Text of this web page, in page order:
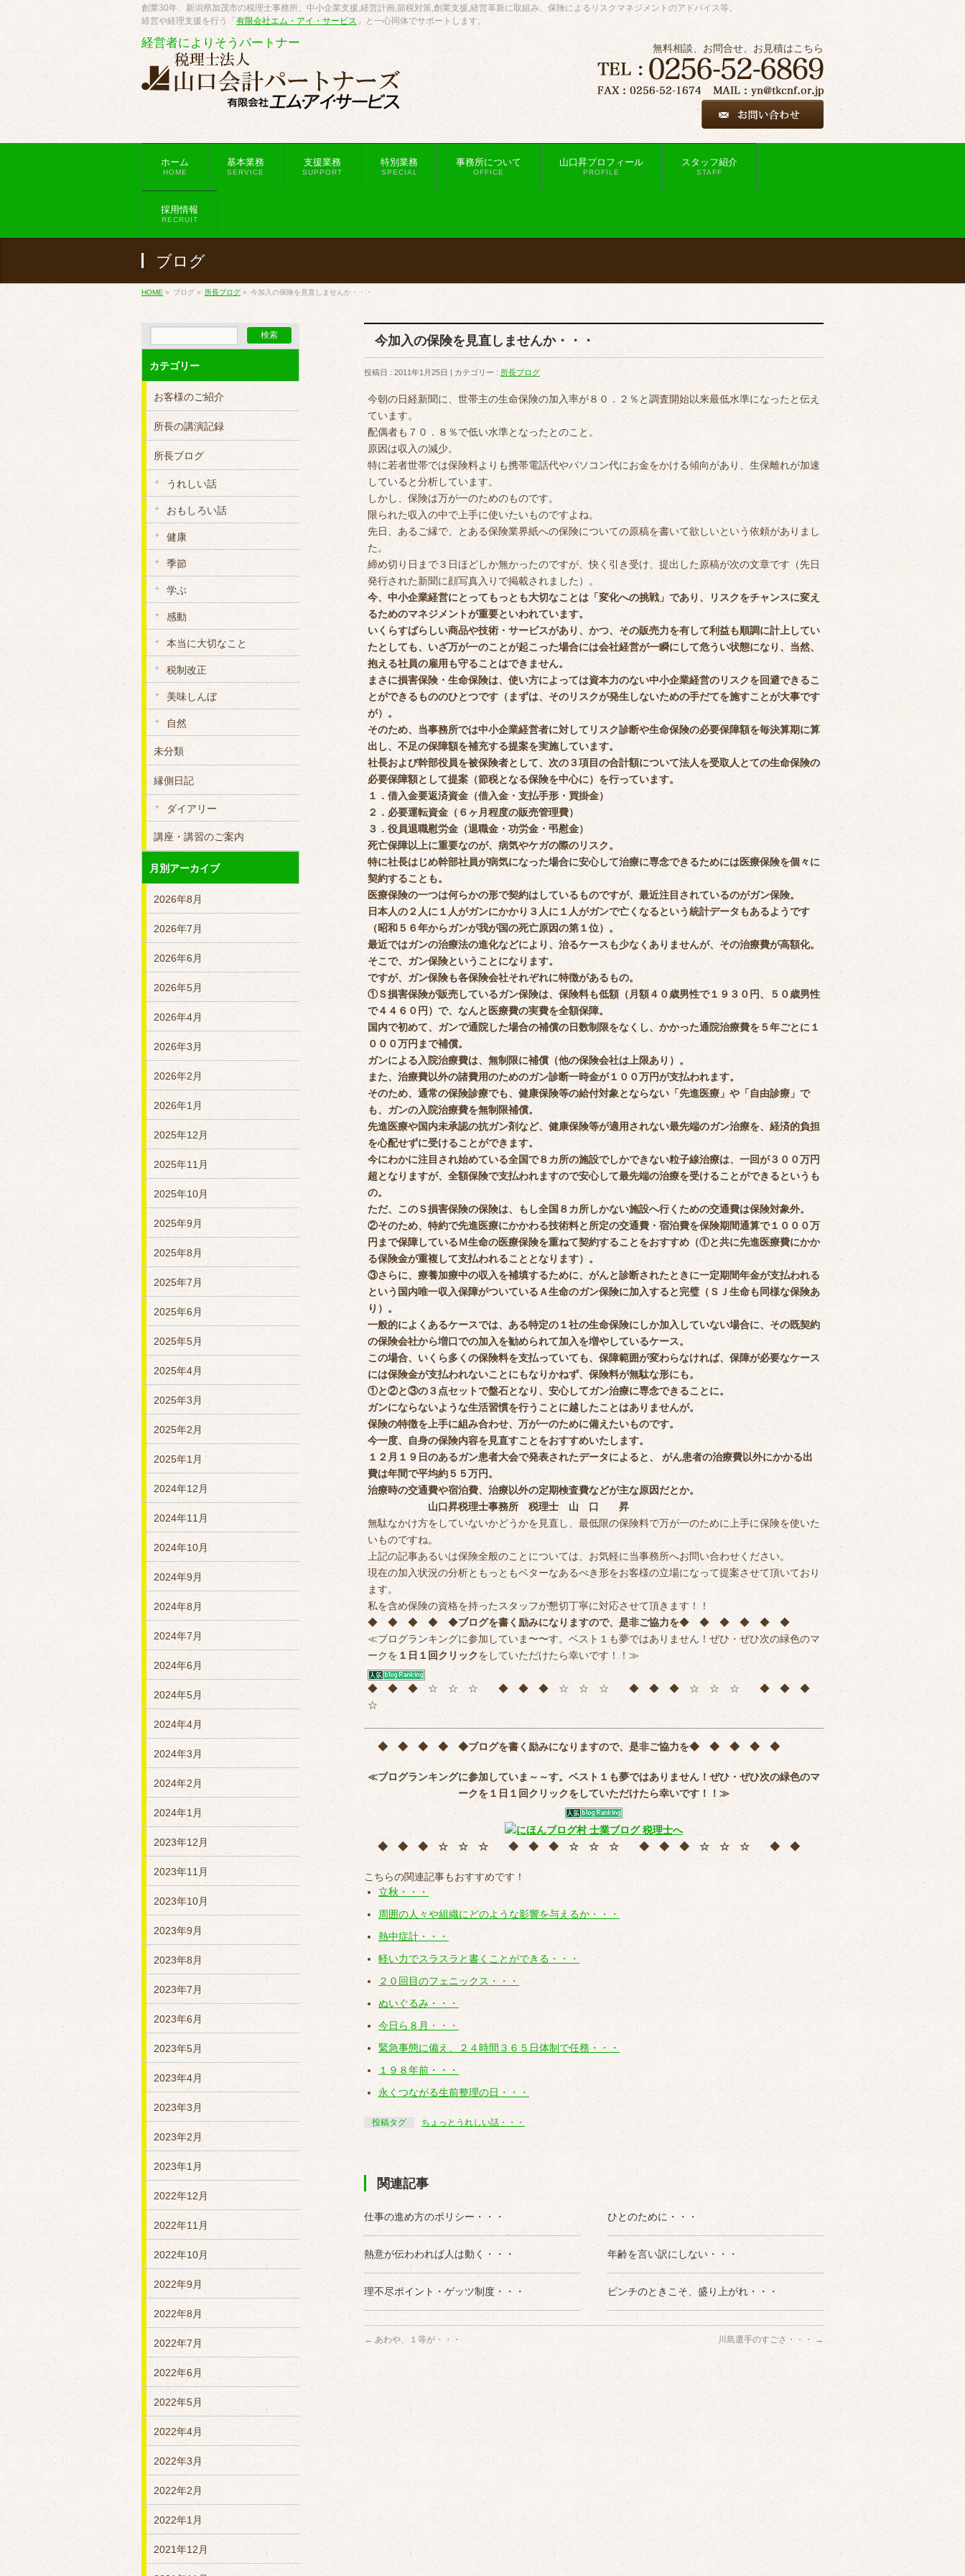
創業30年、新潟県加茂市の税理士事務所。中小企業支援,経営計画,節税対策,創業支援,経営革新に取組み、保険によるリスクマネジメントのアドバイス等。
経営や経理支援を行う「 有限会社エム・アイ・サービス 」と一心同体でサポートします。
経営者によりそうパートナー 無料相談、お問合せ、お見積はこちら
ホーム
HOME
基本業務
SERVICE
支援業務
SUPPORT
特別業務
SPECIAL
事務所について
OFFICE
山口昇プロフィール
PROFILE
スタッフ紹介
STAFF
採用情報
RECRUIT
ブログ
HOME » ブログ » 所長ブログ » 今加入の保険を見直しませんか・・・
今加入の保険を見直しませんか・・・
投稿日 : 2011年1月25日 カテゴリー : 所長ブログ
今朝の日経新聞に、世帯主の生命保険の加入率が８０．２％と調査開始以来最低水準になったと伝え
ています。
配偶者も７０．８％で低い水準となったとのこと。
原因は収入の減少。
特に若者世帯では保険料よりも携帯電話代やパソコン代にお金をかける傾向があり、生保離れが加速
していると分析しています。
しかし、保険は万が一のためのものです。
限られた収入の中で上手に使いたいものですよね。
先日、あるご縁で、とある保険業界紙への保険についての原稿を書いて欲しいという依頼がありまし
た。
締め切り日まで３日ほどしか無かったのですが、快く引き受け、提出した原稿が次の文章です（先日
発行された新聞に顔写真入りで掲載されました）。
今、中小企業経営にとってもっとも大切なことは「変化への挑戦」であり、リスクをチャンスに変え
るためのマネジメントが重要といわれています。
いくらすばらしい商品や技術・サービスがあり、かつ、その販売力を有して利益も順調に計上してい
たとしても、いざ万が一のことが起こった場合には会社経営が一瞬にして危うい状態になり、当然、
抱える社員の雇用も守ることはできません。
まさに損害保険・生命保険は、使い方によっては資本力のない中小企業経営のリスクを回避できるこ
とができるもののひとつです（まずは、そのリスクが発生しないための手だてを施すことが大事です
が）。
そのため、当事務所では中小企業経営者に対してリスク診断や生命保険の必要保障額を毎決算期に算
出し、不足の保障額を補充する提案を実施しています。
社長および幹部役員を被保険者として、次の３項目の合計額について法人を受取人とての生命保険の
必要保障額として提案（節税となる保険を中心に）を行っています。
１．借入金要返済資金（借入金・支払手形・買掛金）
２．必要運転資金（６ヶ月程度の販売管理費）
３．役員退職慰労金（退職金・功労金・弔慰金）
死亡保障以上に重要なのが、病気やケガの際のリスク。
特に社長はじめ幹部社員が病気になった場合に安心して治療に専念できるためには医療保険を個々に
契約することも。
医療保険の一つは何らかの形で契約はしているものですが、最近注目されているのがガン保険。
日本人の２人に１人がガンにかかり３人に１人がガンで亡くなるという統計データもあるようです
（昭和５６年からガンが我が国の死亡原因の第１位）。
最近ではガンの治療法の進化などにより、治るケースも少なくありませんが、その治療費が高額化。
そこで、ガン保険ということになります。
ですが、ガン保険も各保険会社それぞれに特徴があるもの。
①Ｓ損害保険が販売しているガン保険は、保険料も低額（月額４０歳男性で１９３０円、５０歳男性
で４４６０円）で、なんと医療費の実費を全額保障。
国内で初めて、ガンで通院した場合の補償の日数制限をなくし、かかった通院治療費を５年ごとに１
０００万円まで補償。
ガンによる入院治療費は、無制限に補償（他の保険会社は上限あり）。
また、治療費以外の諸費用のためのガン診断一時金が１００万円が支払われます。
そのため、通常の保険診療でも、健康保険等の給付対象とならない「先進医療」や「自由診療」で
も、ガンの入院治療費を無制限補償。
先進医療や国内未承認の抗ガン剤など、健康保険等が適用されない最先端のガン治療を、経済的負担
を心配せずに受けることができます。
今にわかに注目され始めている全国で８カ所の施設でしかできない粒子線治療は、一回が３００万円
超となりますが、全額保険で支払われますので安心して最先端の治療を受けることができるというも
の。
ただ、このＳ損害保険の保険は、もし全国８カ所しかない施設へ行くための交通費は保険対象外。
②そのため、特約で先進医療にかかわる技術料と所定の交通費・宿泊費を保険期間通算で１０００万
円まで保障しているＭ生命の医療保険を重ねて契約することをおすすめ（①と共に先進医療費にかか
る保険金が重複して支払われることとなります）。
③さらに、療養加療中の収入を補填するために、がんと診断されたときに一定期間年金が支払われる
という国内唯一収入保障がついているＡ生命のガン保険に加入すると完璧（ＳＪ生命も同様な保険あ
り）。
一般的によくあるケースでは、ある特定の１社の生命保険にしか加入していない場合に、その既契約
の保険会社から増口での加入を勧められて加入を増やしているケース。
この場合、いくら多くの保険料を支払っていても、保障範囲が変わらなければ、保障が必要なケース
には保険金が支払われないことにもなりかねず、保険料が無駄な形にも。
①と②と③の３点セットで盤石となり、安心してガン治療に専念できることに。
ガンにならないような生活習慣を行うことに越したことはありませんが。
保険の特徴を上手に組み合わせ、万が一のために備えたいものです。
今一度、自身の保険内容を見直すことをおすすめいたします。
１２月１９日のあるガン患者大会で発表されたデータによると、 がん患者の治療費以外にかかる出
費は年間で平均約５５万円。
治療時の交通費や宿泊費、治療以外の定期検査費などが主な原因だとか。
山口昇税理士事務所 税理士 山 口 昇
無駄なかけ方をしていないかどうかを見直し、最低限の保険料で万が一のために上手に保険を使いた
いものですね。
上記の記事あるいは保険全般のことについては、お気軽に当事務所へお問い合わせください。
現在の加入状況の分析ともっともベターなあるべき形をお客様の立場になって提案させて頂いており
ます。
私を含め保険の資格を持ったスタッフが懇切丁寧に対応させて頂きます！！
◆ ◆ ◆ ◆ ◆ブログを書く励みになりますので、是非ご協力を◆ ◆ ◆ ◆ ◆ ◆
≪ブログランキングに参加していま〜〜す。ベスト１も夢ではありません！ぜひ・ぜひ次の緑色のマ
ークを １日１回クリックをしていただけたら幸いです！！≫
◆ ◆ ◆ ☆ ☆ ☆ ◆ ◆ ◆ ☆ ☆ ☆ ◆ ◆ ◆ ☆ ☆ ☆ ◆ ◆ ◆
☆
◆ ◆ ◆ ◆ ◆ブログを書く励みになりますので、是非ご協力を◆ ◆ ◆ ◆ ◆
≪ブログランキングに参加していま～～す。ベスト１も夢ではありません！ぜひ・ぜひ次の緑色のマ
ークを１日１回クリックをしていただけたら幸いです！！≫
◆ ◆ ◆ ☆ ☆ ☆ ◆ ◆ ◆ ☆ ☆ ☆ ◆ ◆ ◆ ☆ ☆ ☆ ◆ ◆
こちらの関連記事もおすすめです！
立秋・・・
周囲の人々や組織にどのような影響を与えるか・・・
熱中症計・・・
軽い力でスラスラと書くことができる・・・
２０回目のフェニックス・・・
ぬいぐるみ・・・
今日ら８月・・・
緊急事態に備え、２４時間３６５日体制で任務・・・
１９８年前・・・
永くつながる生前整理の日・・・
投稿タグ ちょっとうれしい話・・・
関連記事
仕事の進め方のポリシー・・・ ひとのために・・・
熱意が伝わわれば人は動く・・・ 年齢を言い訳にしない・・・
理不尽ポイント・ゲッツ制度・・・ ピンチのときこそ、盛り上がれ・・・
← あわや、１等が・・・ 川島選手のすごさ・・・ →
カテゴリー
お客様のご紹介
所長の講演記録
所長ブログ
うれしい話
おもしろい話
健康
季節
学ぶ
感動
本当に大切なこと
税制改正
美味しんぼ
自然
未分類
縁側日記
ダイアリー
講座・講習のご案内
月別アーカイブ
2026年8月
2026年7月
2026年6月
2026年5月
2026年4月
2026年3月
2026年2月
2026年1月
2025年12月
2025年11月
2025年10月
2025年9月
2025年8月
2025年7月
2025年6月
2025年5月
2025年4月
2025年3月
2025年2月
2025年1月
2024年12月
2024年11月
2024年10月
2024年9月
2024年8月
2024年7月
2024年6月
2024年5月
2024年4月
2024年3月
2024年2月
2024年1月
2023年12月
2023年11月
2023年10月
2023年9月
2023年8月
2023年7月
2023年6月
2023年5月
2023年4月
2023年3月
2023年2月
2023年1月
2022年12月
2022年11月
2022年10月
2022年9月
2022年8月
2022年7月
2022年6月
2022年5月
2022年4月
2022年3月
2022年2月
2022年1月
2021年12月